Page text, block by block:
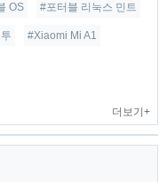
OS #포터블 리눅스 민트
#Xiaomi Mi A1
더보기+